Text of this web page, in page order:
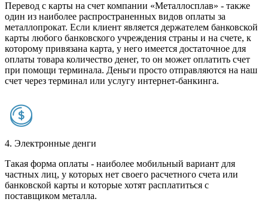
Перевод с карты на счет компании «Металлосплав» - также
один из наиболее распространенных видов оплаты за
металлопрокат. Если клиент является держателем банковской
карты любого банковского учреждения страны и на счете, к
которому привязана карта, у него имеется достаточное для
оплаты товара количество денег, то он может оплатить счет
при помощи терминала. Деньги просто отправляются на наш
счет через терминал или услугу интернет-банкинга.
4. Электронные денги
Такая форма оплаты - наиболее мобильный вариант для
частных лиц, у которых нет своего расчетного счета или
банковской карты и которые хотят расплатиться с
поставщиком металла.